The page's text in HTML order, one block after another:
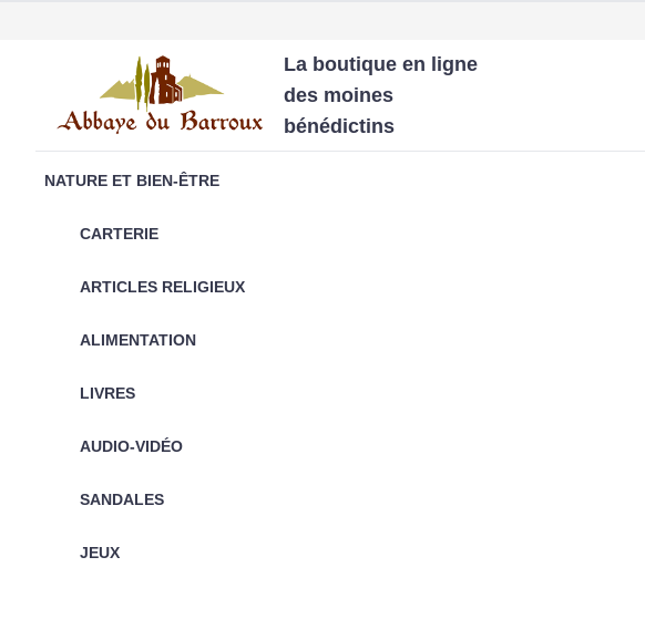
NATURE ET BIEN-ÊTRE
CARTERIE
ARTICLES RELIGIEUX
ALIMENTATION
LIVRES
AUDIO-VIDÉO
SANDALES
JEUX
La boutique en ligne
des moines
bénédictins